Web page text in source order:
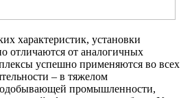
характеристик, установки
отличаются от аналогичных
успешно применяются во всех
– в тяжелом
промышленности,